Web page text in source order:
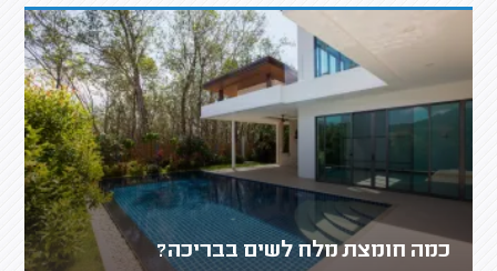
כמה חומצת מלח לשים בבריכה?